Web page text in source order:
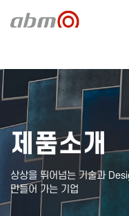
제품소개
상상을 뛰어넘는 기술과
만들어 가는 기업